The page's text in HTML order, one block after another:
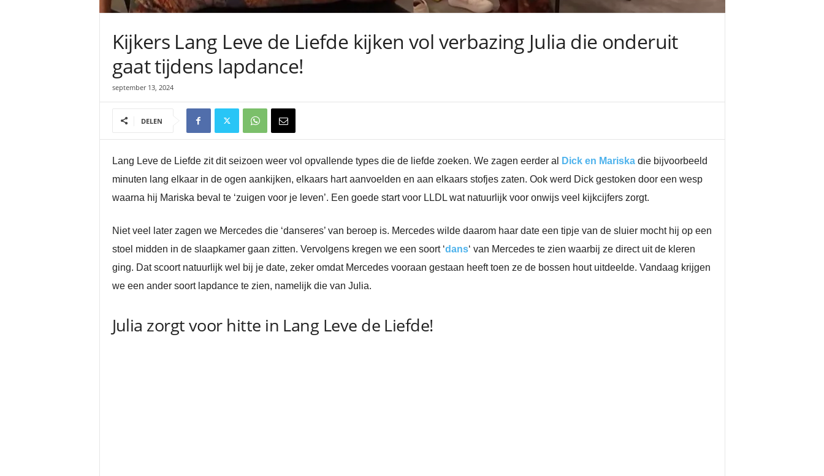
Kijkers Lang Leve de Liefde kijken vol verbazing Julia die onderuit
gaat tijdens lapdance!
september 13, 2024
DELEN
Lang Leve de Liefde zit dit seizoen weer vol opvallende types die de liefde zoeken. We zagen eerder al Dick en Mariskadie bijvoorbeeld
minuten lang elkaar in de ogen aankijken, elkaars hart aanvoelden en aan elkaars stofjes zaten. Ook werd Dick gestoken door een wesp
waarna hij Mariska beval te ‘zuigen voor je leven’. Een goede start voor LLDL wat natuurlijk voor onwijs veel kijkcijfers zorgt.
Niet veel later zagen we Mercedes die ‘danseres’ van beroep is. Mercedes wilde daarom haar date een tipje van de sluier mocht hij op een
stoel midden in de slaapkamer gaan zitten. Vervolgens kregen we een soort ‘dans‘ van Mercedes te zien waarbij ze direct uit de kleren
ging. Dat scoort natuurlijk wel bij je date, zeker omdat Mercedes vooraan gestaan heeft toen ze de bossen hout uitdeelde. Vandaag krijgen
we een ander soort lapdance te zien, namelijk die van Julia.
Julia zorgt voor hitte in Lang Leve de Liefde!